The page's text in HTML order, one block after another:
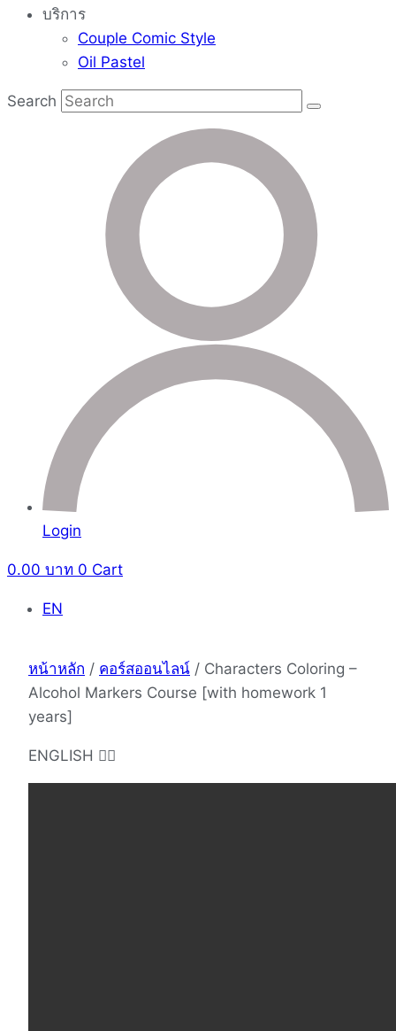
บริการ
Couple Comic Style
Oil Pastel
Search
Login
0.00 บาท 0 Cart
EN
หน้าหลัก / คอร์สออนไลน์ / Characters Coloring –
Alcohol Markers Course [with homework 1
years]
ENGLISH 👇🏻